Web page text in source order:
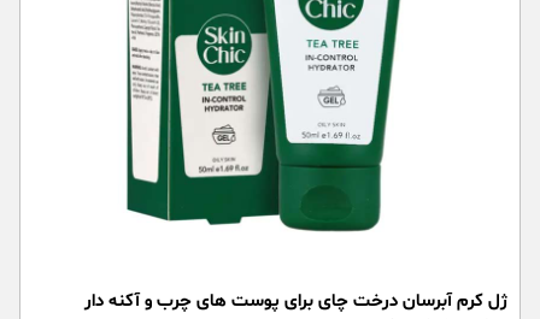
ژل کرم آبرسان درخت چای برای پوست های چرب و آکنه دار